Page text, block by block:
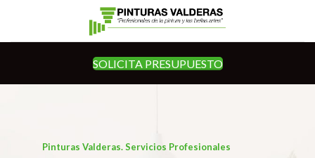
SOLICITA PRESUPUESTO
Pinturas Valderas. Servicios Profesionales